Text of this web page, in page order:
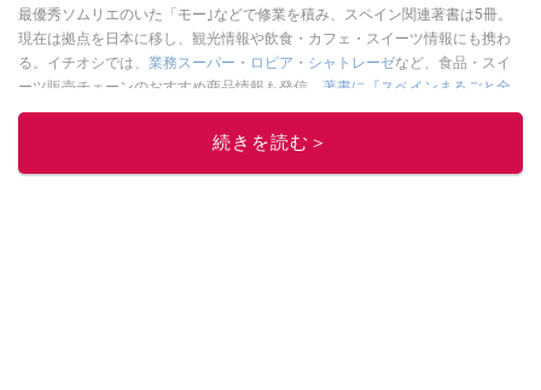
最優秀ソムリエのいた「モー｣などで修業を積み、スペイン関連著書は5冊。
現在は拠点を日本に移し、観光情報や飲食・カフェ・スイーツ情報にも携わ
る。イチオシでは、 業務スーパー ・ ロピア ・ シャトレーゼなど、食品・スイ
ーツ販売チェーンのおすすめ商品情報も発信。 著書に『スペインまるごと全
17州おいしい旅』（‎産業編集センター刊）ほか。■経歴：ワイナリーツアー
ガイドや、飲食関連の方の視察旅行のコーディネートやガイド、スペインの
続きを読む＞